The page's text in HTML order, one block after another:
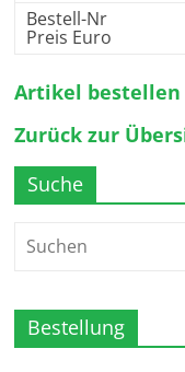
Bestell-Nr
Preis Euro
Artikel bestellen
Zurück zur
Suche
Bestellung